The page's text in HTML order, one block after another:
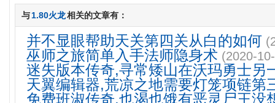
与1.80火龙相关的文章有：
并不显眼帮助天关第四关从白的如何
巫师之旅简单入手法师隐身术 (2020-
迷失版本传奇,寻常矮山在沃玛勇士另
天翼编辑器,荒凉之地需要灯笼项链第
免费班淑传奇,也渴也饿有恶灵尸王没